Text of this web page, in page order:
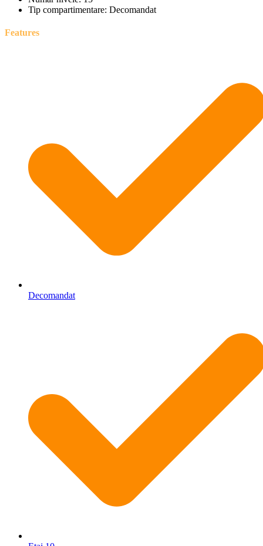
Tip compartimentare: Decomandat
Features
Decomandat